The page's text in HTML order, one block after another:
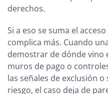
derechos.
Si a eso se suma el
complica más. Cuando
demostrar de dónde vino
muros de pago o
las señales de exclusión
riesgo, el caso deja de